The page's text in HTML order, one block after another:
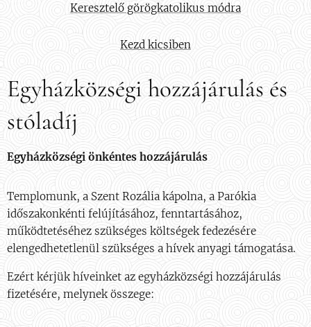
Keresztelő görögkatolikus módra
Kezd kicsiben
Egyházközségi hozzájárulás és
stóladíj
Egyházközségi önkéntes hozzájárulás
Templomunk, a Szent Rozália kápolna, a Parókia
időszakonkénti felújításához, fenntartásához,
működtetéséhez szükséges költségek fedezésére
elengedhetetlenül szükséges a hívek anyagi támogatása.
Ezért kérjük híveinket az egyházközségi hozzájárulás
fizetésére, melynek összege: